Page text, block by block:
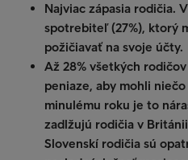
Najviac zápasia rodičia.
spotrebiteľ (27%), ktorý
požičiavať na svoje účty.
Až 28% všetkých
peniaze, aby mohli
minulému roku je to
zadlžujú rodičia v Británii
Slovenskí rodičia sú